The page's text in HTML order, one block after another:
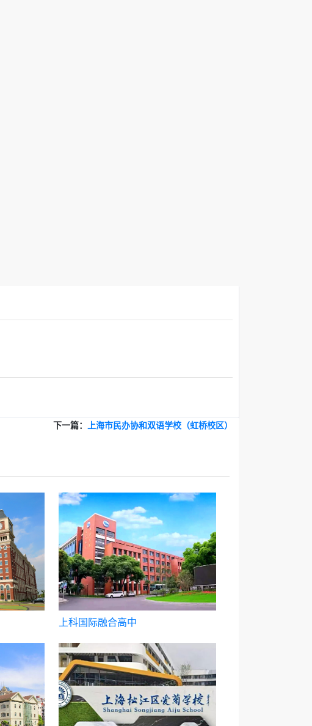
下一篇： 上海市民办协和双语学校（虹桥校区）
上科国际融合高中